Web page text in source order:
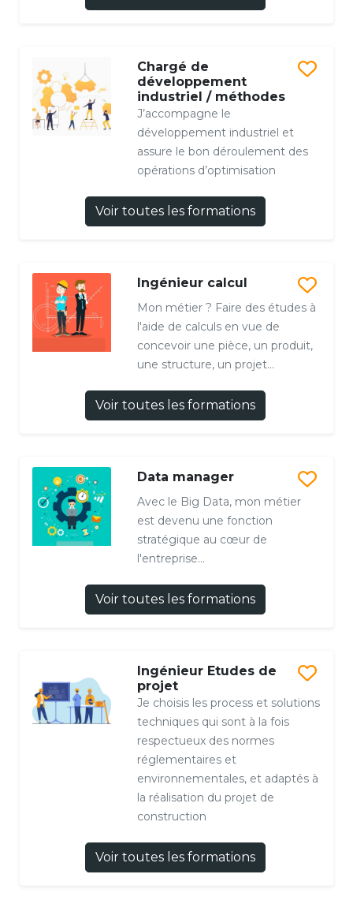
Chargé de
développement
industriel / méthodes
J’accompagne le
développement industriel et
assure le bon déroulement des
opérations d’optimisation
Voir toutes les formations
Ingénieur calcul
Mon métier ? Faire des études à
l'aide de calculs en vue de
concevoir une pièce, un produit,
une structure, un projet...
Voir toutes les formations
Data manager
Avec le Big Data, mon métier
est devenu une fonction
stratégique au cœur de
l'entreprise...
Voir toutes les formations
Ingénieur Etudes de
projet
Je choisis les process et solutions
techniques qui sont à la fois
respectueux des normes
réglementaires et
environnementales, et adaptés à
la réalisation du projet de
construction
Voir toutes les formations